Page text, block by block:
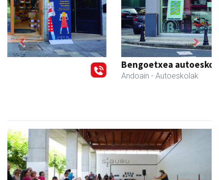
Bengoetxea autoeskola
Previous Next